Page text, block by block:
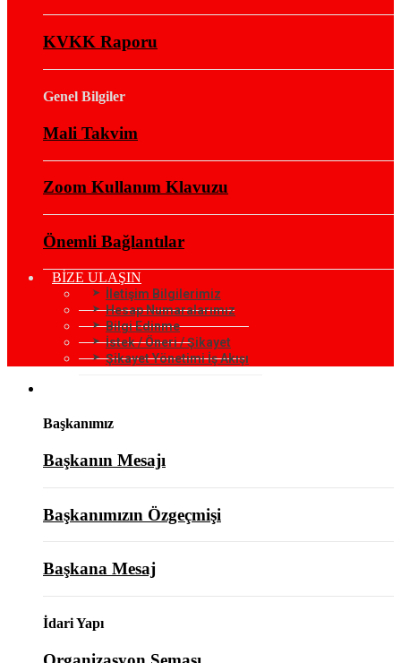
KVKK Raporu
Genel Bilgiler
Mali Takvim
Zoom Kullanım Klavuzu
Önemli Bağlantılar
BİZE ULAŞIN
İletişim Bilgilerimiz
Hesap Numaralarımız
Bilgi Edinme
İstek / Öneri / Şikayet
Şikayet Yönetimi İş Akışı
Başkanımız
Başkanın Mesajı
Başkanımızın Özgeçmişi
Başkana Mesaj
İdari Yapı